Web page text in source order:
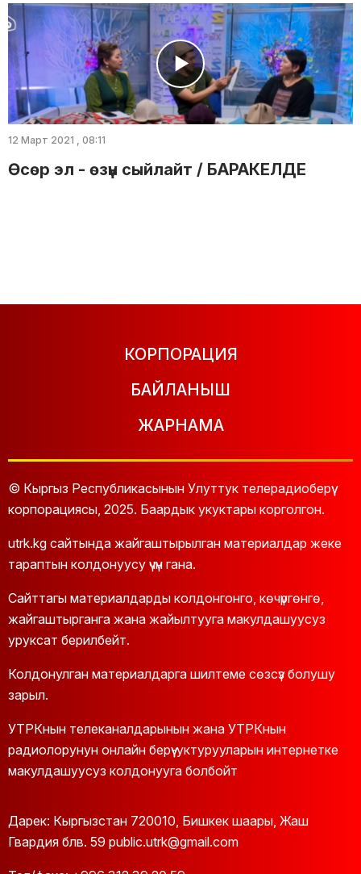
12 Март 2021 , 08:11
Өсөр эл - өзүн сыйлайт / БАРАКЕЛДЕ
КОРПОРАЦИЯ
БАЙЛАНЫШ
ЖАРНАМА
© Кыргыз Республикасынын Улуттук телерадиоберүү
корпорациясы, 2025. Баардык укуктары корголгон.
utrk.kg сайтында жайгаштырылган материалдар жеке
тараптын колдонуусу үчүн гана.
Сайттагы материалдарды колдонгонго, көчүргөнгө,
жайгаштырганга жана жайылтууга макулдашуусуз
уруксат берилбейт.
Колдонулган материалдарга шилтеме сөзсүз болушу
зарыл.
УТРКнын телеканалдарынын жана УТРКнын
радиолорунун онлайн берүү-уктурууларын интернетке
макулдашуусуз колдонууга болбойт
Дарек: Кыргызстан 720010, Бишкек шаары, Жаш
Гвардия блв. 59 public.utrk@gmail.com